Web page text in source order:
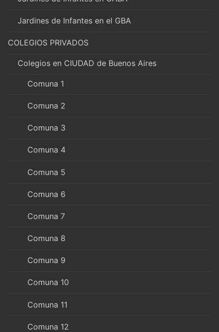
Jardines de Infantes en el GBA
COLEGIOS PRIVADOS
Colegios en CIUDAD de Buenos Aires
Comuna 1
Comuna 2
Comuna 3
Comuna 4
Comuna 5
Comuna 6
Comuna 7
Comuna 8
Comuna 9
Comuna 10
Comuna 11
Comuna 12